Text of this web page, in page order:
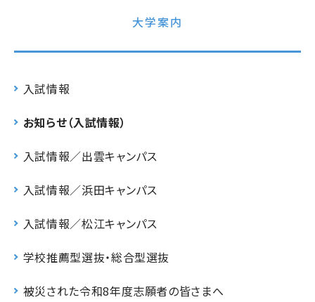
大学案内
入試情報
お知らせ（入試情報）
入試情報／出雲キャンパス
入試情報／浜田キャンパス
入試情報／松江キャンパス
学校推薦型選抜・総合型選抜
被災された令和8年度志願者の皆さまへ